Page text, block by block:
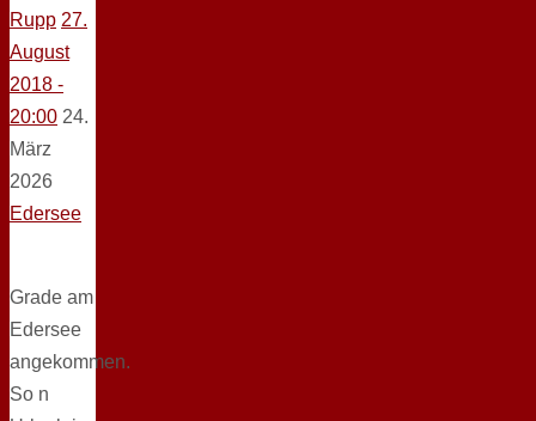
Rupp 27.
August
2018 -
20:00 24.
März
2026
Edersee
Grade am
Edersee
angekommen.
So n